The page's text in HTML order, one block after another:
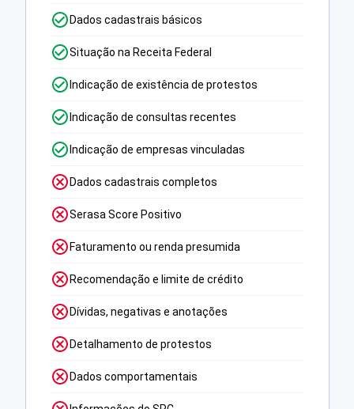
Dados cadastrais básicos
Situação na Receita Federal
Indicação de existência de protestos
Indicação de consultas recentes
Indicação de empresas vinculadas
Dados cadastrais completos
Serasa Score Positivo
Faturamento ou renda presumida
Recomendação e limite de crédito
Dívidas, negativas e anotações
Detalhamento de protestos
Dados comportamentais